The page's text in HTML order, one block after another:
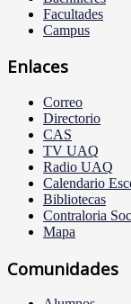
Facultades
Campus
Enlaces
Correo
Directorio
CAS
TV UAQ
Radio UAQ
Calendario
Bibliotecas
Contraloria
Mapa
Comunidades